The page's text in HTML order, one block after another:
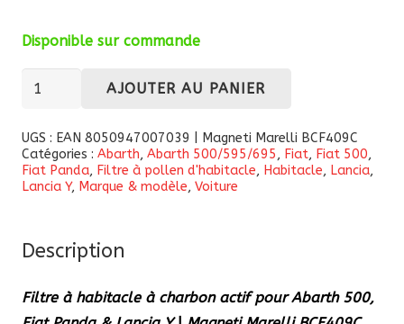
Disponible sur commande
quantité
Filtre
à
habitacle
actif
Abarth
AJOUTER AU PANIER
UGS : EAN 8050947007039 | Magneti Marelli BCF409C
Catégories : Abarth, Abarth 500/595/695, Fiat, Fiat 500,
Fiat Panda, Filtre à pollen d'habitacle, Habitacle, Lancia,
Lancia Y, Marque & modèle, Voiture
Description
Filtre à habitacle à charbon actif pour Abarth 500,